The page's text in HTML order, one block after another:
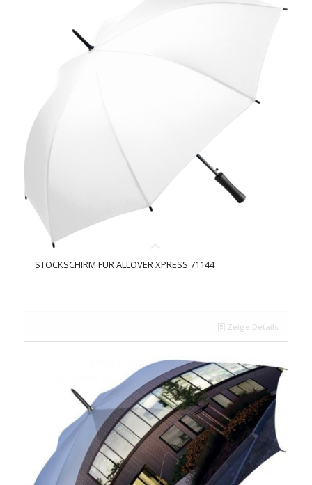
STOCKSCHIRM FÜR ALLOVER XPRESS 71144
Zeige Details